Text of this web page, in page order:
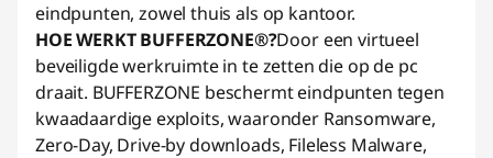
eindpunten, zowel thuis als op kantoor.
HOE WERKT BUFFERZONE®?Door een virtueel
beveiligde werkruimte in te zetten die op de pc
draait. BUFFERZONE beschermt eindpunten tegen
kwaadaardige exploits, waaronder Ransomware,
Zero-Day, Drive-by downloads, Fileless Malware,